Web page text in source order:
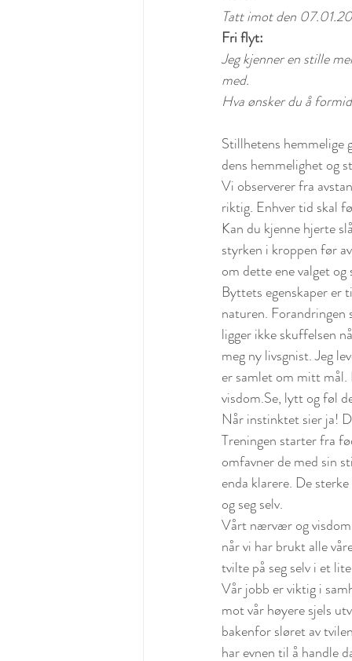
Tatt imot den
Fri flyt:
Jeg kjenner en stille
med.
Hva ønsker du å
Stillhetens hemmelige
dens hemmelighet og
Vi observerer fra
riktig. Enhver tid skal
Kan du kjenne hjerte
styrken i kroppen før
om dette ene valget
Byttets egenskaper er
naturen.
ligger ikke skuffelsen
meg ny livsgnist. Jeg
er samlet om mitt
visdom.Se, lytt og føl
Når instinktet sier ja!
Treningen starter fra
omfavner de med sin
enda klarere. De
og seg selv.
Vårt nærvær og visdom
når vi har brukt alle
tvilte på seg selv i et
Vår jobb er viktig i
mot vår høyere sjels
bakenfor sløret av
har evnen til å handle